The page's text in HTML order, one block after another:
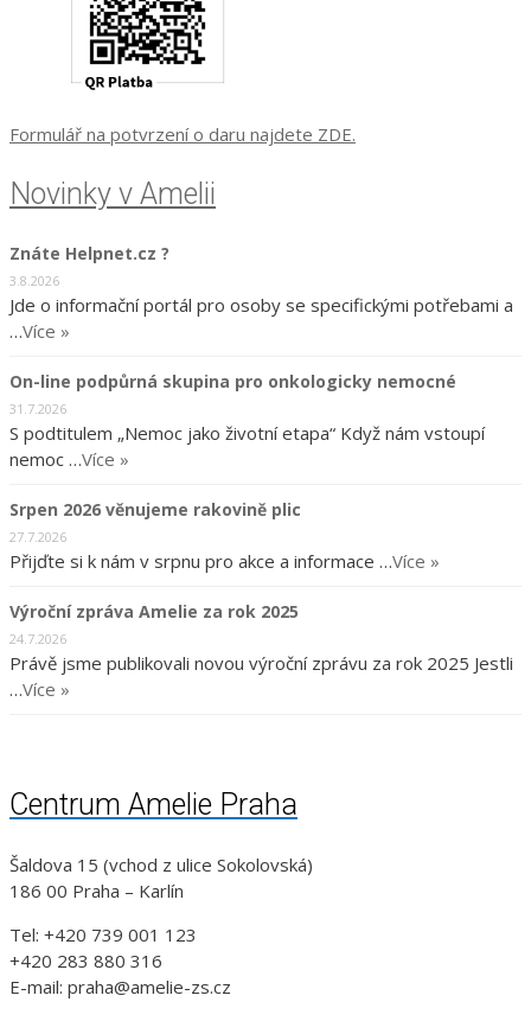
Formulář na potvrzení o daru najdete ZDE.
Novinky v Amelii
Znáte Helpnet.cz ?
3.8.2026
Jde o informační portál pro osoby se specifickými potřebami a
…Více »
On-line podpůrná skupina pro onkologicky nemocné
31.7.2026
S podtitulem „Nemoc jako životní etapa“ Když nám vstoupí
nemoc …Více »
Srpen 2026 věnujeme rakovině plic
27.7.2026
Přijďte si k nám v srpnu pro akce a informace …Více »
Výroční zpráva Amelie za rok 2025
24.7.2026
Právě jsme publikovali novou výroční zprávu za rok 2025 Jestli
…Více »
Centrum Amelie Praha
Šaldova 15 (vchod z ulice Sokolovská)
186 00 Praha – Karlín
Tel: +420 739 001 123
+420 283 880 316
E-mail: praha@amelie-zs.cz